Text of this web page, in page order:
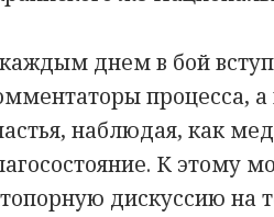
днем в бой
процесса,
наблюдая, как
К этому
дискуссию на